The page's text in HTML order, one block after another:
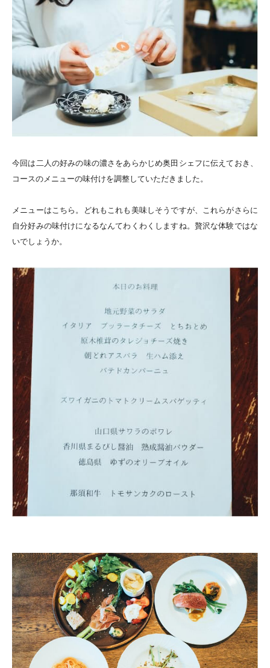
今回は二人の好みの味の濃さをあらかじめ奥田シェフに伝えておき、
コースのメニューの味付けを調整していただきました。
メニューはこちら。どれもこれも美味しそうですが、これらがさらに
自分好みの味付けになるなんてわくわくしますね。贅沢な体験ではな
いでしょうか。